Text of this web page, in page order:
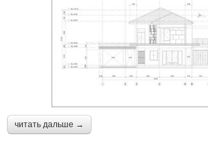
читать дальше →